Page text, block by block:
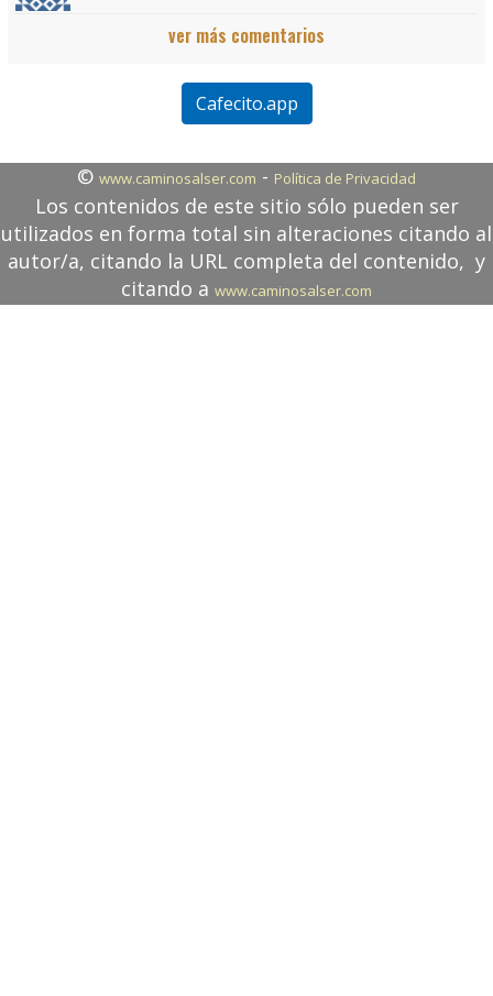
ver más comentarios
Cafecito.app
© www.caminosalser.com - Política de Privacidad
Los contenidos de este sitio sólo pueden ser
utilizados en forma total sin alteraciones citando al
autor/a, citando la URL completa del contenido, y
citando a www.caminosalser.com